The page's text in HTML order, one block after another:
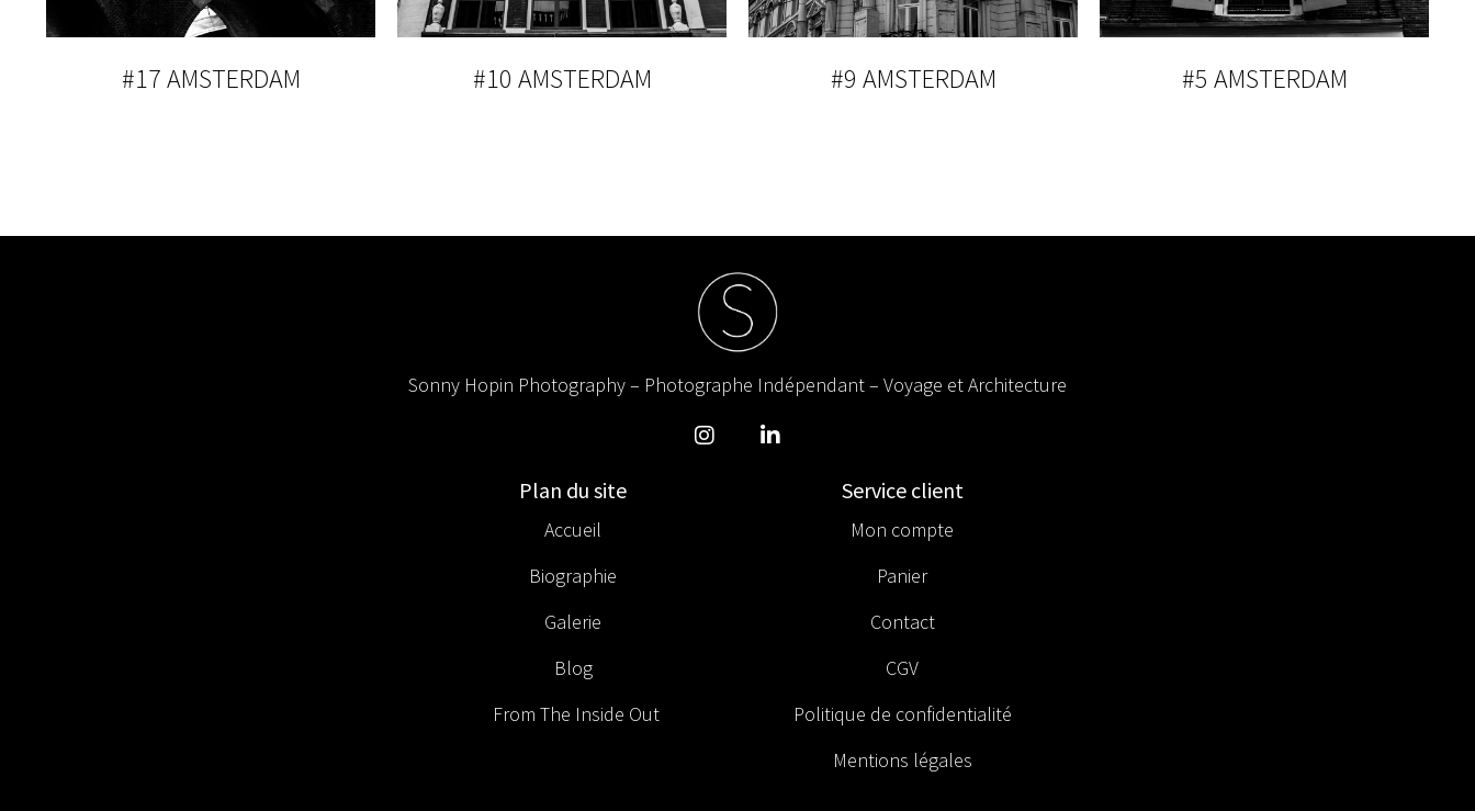
#17 AMSTERDAM #10 AMSTERDAM #9 AMSTERDAM #5 AMSTERDAM
Sonny Hopin Photography – Photographe Indépendant – Voyage et Architecture
Plan du site
Accueil
Biographie
Galerie
Blog
From The Inside Out
Service client
Mon compte
Panier
Contact
CGV
Politique de confidentialité
Mentions légales